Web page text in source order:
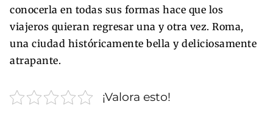
conocerla en todas sus formas hace que los
viajeros quieran regresar una y otra vez. Roma,
una ciudad históricamente bella y deliciosamente
atrapante.
¡Valora esto!